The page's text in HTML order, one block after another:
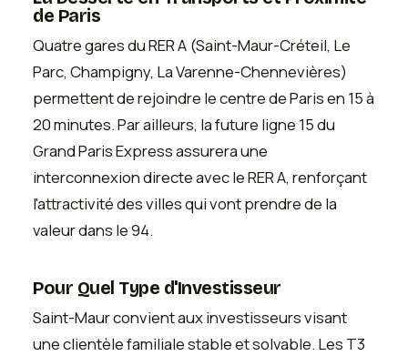
de Paris
Quatre gares du RER A (Saint-Maur-Créteil, Le
Parc, Champigny, La Varenne-Chennevières)
permettent de rejoindre le centre de Paris en 15 à
20 minutes. Par ailleurs, la future ligne 15 du
Grand Paris Express assurera une
interconnexion directe avec le RER A, renforçant
l'attractivité des villes qui vont prendre de la
valeur dans le 94.
Pour Quel Type d'Investisseur
Saint-Maur convient aux investisseurs visant
une clientèle familiale stable et solvable. Les T3